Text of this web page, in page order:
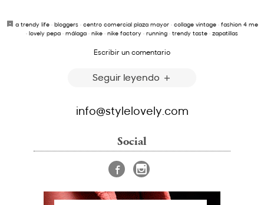
a trendy life· bloggers· centro comercial plaza mayor· collage vintage· fashion 4 me
· lovely pepa · málaga · nike · nike factory · running · trendy taste · zapatillas
Escribir un comentario
Seguir leyendo
info@stylelovely.com
Social